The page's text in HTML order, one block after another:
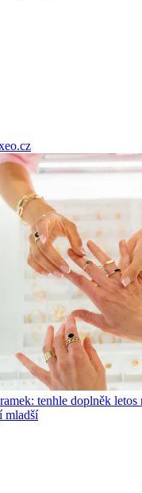
tenhle doplněk letos
mladší